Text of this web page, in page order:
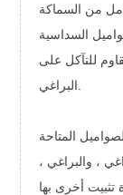
الساخن عادةً ما تضيف من 2.2 إلى 5 مل من السماكة
السداسية
للتآكل على
المتاحة
، والبراغي ،
تثبيت أخرى بها